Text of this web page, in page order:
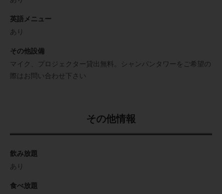
英語メニュー
あり
その他設備
マイク、プロジェクター貸出無料。シャンパンタワーをご希望の
際はお問い合わせ下さい
その他情報
飲み放題
あり
食べ放題